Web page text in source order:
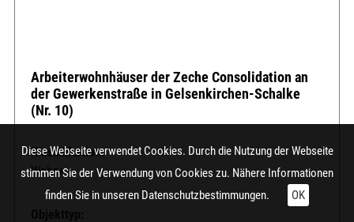
Arbeiterwohnhäuser der Zeche Consolidation an
der Gewerkenstraße in Gelsenkirchen-Schalke
(Nr. 10)
Klassifikation:
Wohnen
Diese Webseite verwendet Cookies. Durch die Nutzung der Webseite
stimmen Sie der Verwendung von Cookies zu. Nähere Informationen
finden Sie in unseren Datenschutzbestimmungen. OK